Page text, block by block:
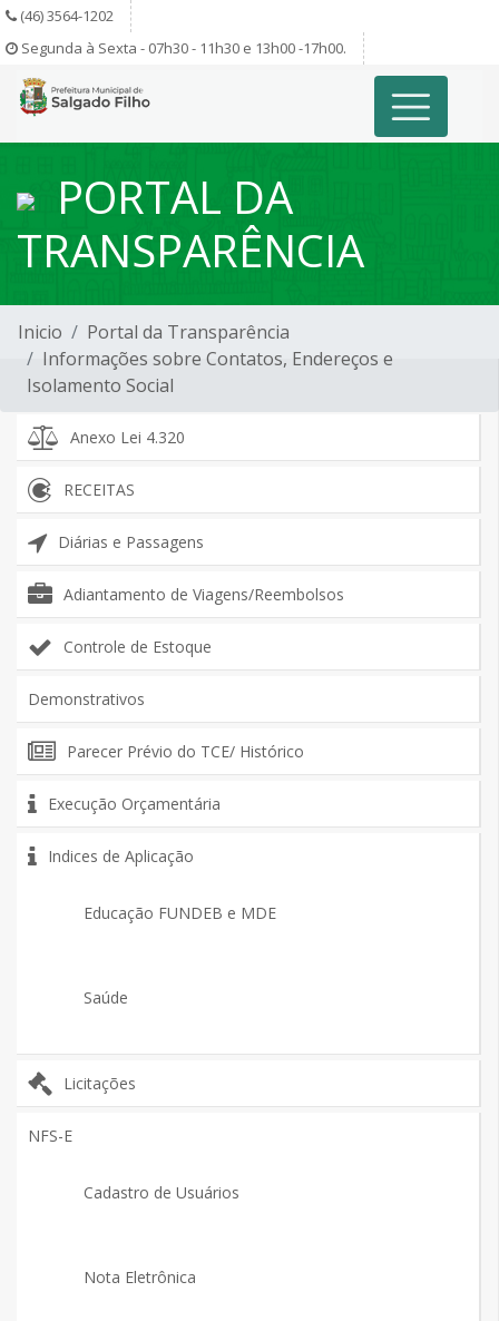
(46) 3564-1202
Segunda à Sexta - 07h30 - 11h30 e 13h00 -17h00.
PORTAL DA
TRANSPARÊNCIA
Inicio
Portal da Transparência
Informações sobre Contatos, Endereços e
Isolamento Social
Anexo Lei 4.320
RECEITAS
Diárias e Passagens
Adiantamento de Viagens/Reembolsos
Controle de Estoque
Demonstrativos
Parecer Prévio do TCE/ Histórico
Execução Orçamentária
Indices de Aplicação
Educação FUNDEB e MDE
Saúde
Licitações
NFS-E
Cadastro de Usuários
Nota Eletrônica